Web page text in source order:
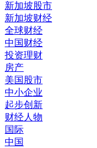
新加坡股市
新加坡财经
全球财经
中国财经
投资理财
房产
美国股市
中小企业
起步创新
财经人物
国际
中国